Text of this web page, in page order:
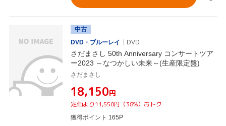
中古
DVD・ブルーレイ
DVD
さだまさし 50th Anniversary コンサートツア
ー2023 ～なつかしい未来～(生産限定盤)
さだまさし
¥18,150円
定価より11,550円（38%）おトク
獲得ポイント 165P